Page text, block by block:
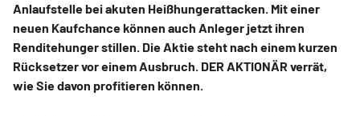
Anlaufstelle bei akuten Heißhungerattacken. Mit einer
neuen Kaufchance können auch Anleger jetzt ihren
Renditehunger stillen. Die Aktie steht nach einem kurzen
Rücksetzer vor einem Ausbruch. DER AKTIONÄR verrät,
wie Sie davon profitieren können.